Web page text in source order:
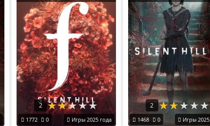
[RUS|ENG] (2025) PC
RePack от Wanterlude со
всеми DLC
2
1772 0 Игры 2025 года
[RUS|ENG] (2025) PC
Лицензия GOG + все
2
1468 0 Игры